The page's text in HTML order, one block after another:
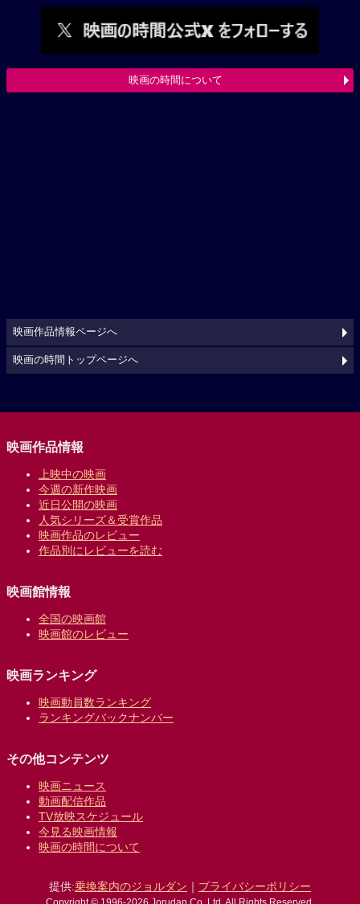
映画の時間について
映画作品情報ページへ
映画の時間トップページへ
映画作品情報
上映中の映画
今週の新作映画
近日公開の映画
人気シリーズ＆受賞作品
映画作品のレビュー
作品別にレビューを読む
映画館情報
全国の映画館
映画館のレビュー
映画ランキング
映画動員数ランキング
ランキングバックナンバー
その他コンテンツ
映画ニュース
動画配信作品
TV放映スケジュール
今見る映画情報
映画の時間について
提供:乗換案内のジョルダン ｜ プライバシーポリシー